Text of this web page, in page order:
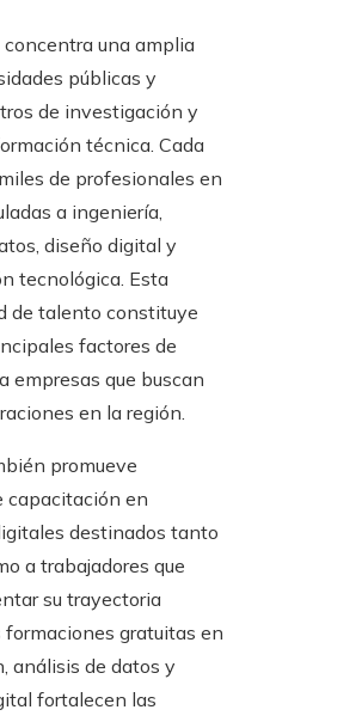
concentra una amplia
públicas y
de investigación y
técnica. Cada
de profesionales en
a ingeniería,
diseño digital y
tecnológica. Esta
de talento constituye
factores de
empresas que buscan
en la región.
promueve
capacitación en
destinados tanto
a trabajadores que
su trayectoria
formaciones gratuitas en
análisis de datos y
fortalecen las